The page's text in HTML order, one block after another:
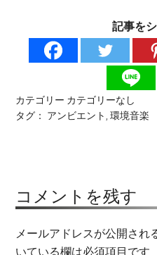
記事を
カテゴリー カテゴリーなし
タグ： アンビエント ,環境音楽
コメントを残す
メールアドレスが公開され
いている欄は必須項目です